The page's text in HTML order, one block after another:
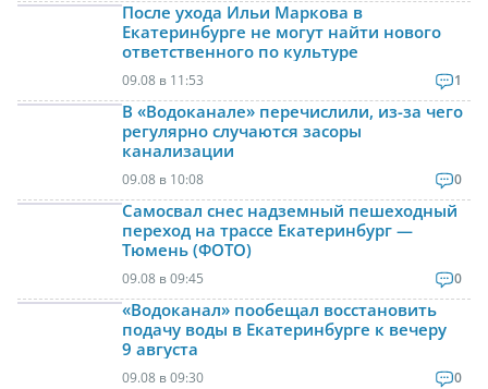
После ухода Ильи Маркова в
Екатеринбурге не могут найти нового
ответственного по культуре
09.08 в 11:53 1
В «Водоканале» перечислили, из-за чего
регулярно случаются засоры
канализации
09.08 в 10:08 0
Самосвал снес надземный пешеходный
переход на трассе Екатеринбург —
Тюмень (ФОТО)
09.08 в 09:45 0
«Водоканал» пообещал восстановить
подачу воды в Екатеринбурге к вечеру
9 августа
09.08 в 09:30 0